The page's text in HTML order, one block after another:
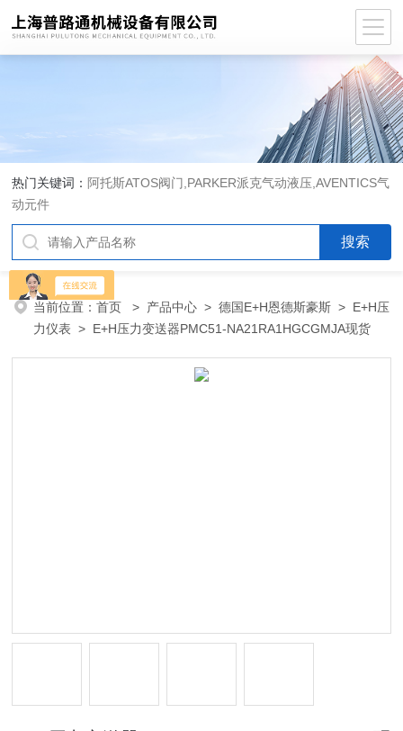
热门关键词： 阿托斯ATOS阀门,PARKER派克气动液压,AVENTICS气
动元件
当前位置：首页 > 产品中心 >德国E+H恩德斯豪斯 > E+H压
力仪表 > E+H压力变送器PMC51-NA21RA1HGCGMJA现货